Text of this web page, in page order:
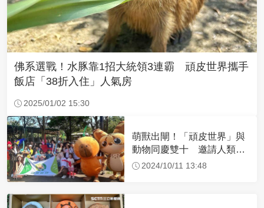
佛系選戰！水豚靠1招大統領3連霸 頑皮世界攜手
飯店「38折入住」人氣房
2025/01/02 15:30
萌獸出閘！「頑皮世界」與
動物同慶雙十 邀請人類變
裝同歡慶佳節
2024/10/11 13:48